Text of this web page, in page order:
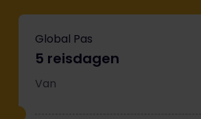
Global Pas
5 reisdagen
Van